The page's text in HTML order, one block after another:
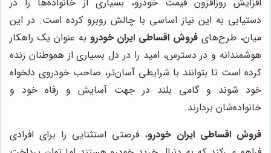
دستیابی به این نیاز اساسی با چالش روبرو کرده است. در این
میان، طرح‌های فروش اقساطی ایران خودرو به عنوان یک راهکار
هوشمندانه و در دسترس، امید را در دل بسیاری از هموطنان زنده
کرده است تا بتوانند با شرایطی آسان‌تر، صاحب خودروی دلخواه
خود شوند و گامی بلند در جهت آسایش و رفاه خود و
خانواده‌شان بردارند.
فروش اقساطی ایران خودرو، فرصتی استثنایی را برای افرادی